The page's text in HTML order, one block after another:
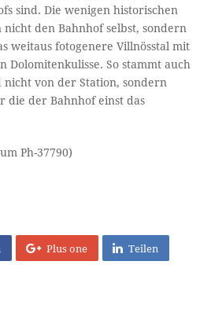
sind. Die wenigen historischen
nicht den Bahnhof selbst, sondern
weitaus fotogenere Villnösstal mit
Dolomitenkulisse. So stammt auch
von der Station, sondern
die der Bahnhof einst das
Ph-37790)
Plus one Teilen